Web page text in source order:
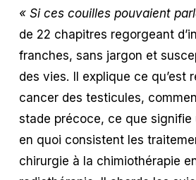
« Si ces couilles pouvaient
de 22 chapitres regorgeant
franches, sans jargon et
des vies. Il explique ce qu’est
cancer des testicules,
stade précoce, ce que
en quoi consistent les
chirurgie à la chimiothérapie